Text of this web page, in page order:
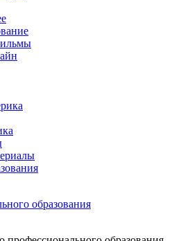
образования